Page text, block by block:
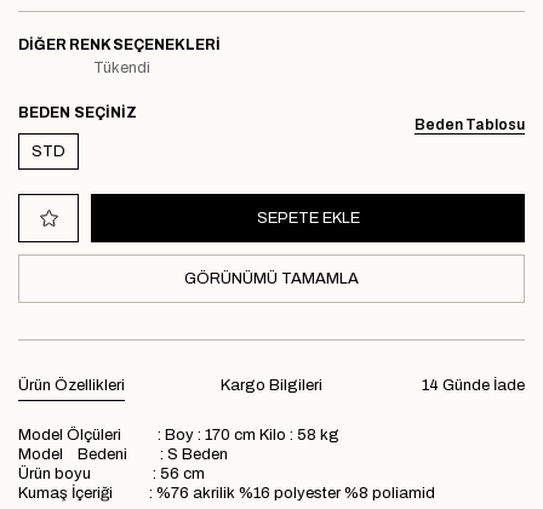
DIĞER RENK SEÇENEKLERI
Tükendi
Beden Tablosu
BEDEN
STD
GÖRÜNÜMÜ TAMAMLA
Ürün Özellikleri 14 Günde İade
Kargo Bilgileri
Model Ölçüleri : Boy : 170 cm Kilo : 58 kg
Model Bedeni : S Beden
Ürün boyu : 56 cm
Kumaş İçeriği : %76 akrilik %16 polyester %8 poliamid